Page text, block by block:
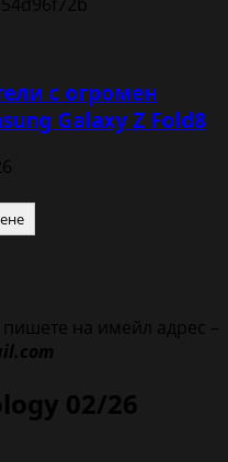
с огромен
Galaxy Z Fold8
на имейл адрес –
02/26